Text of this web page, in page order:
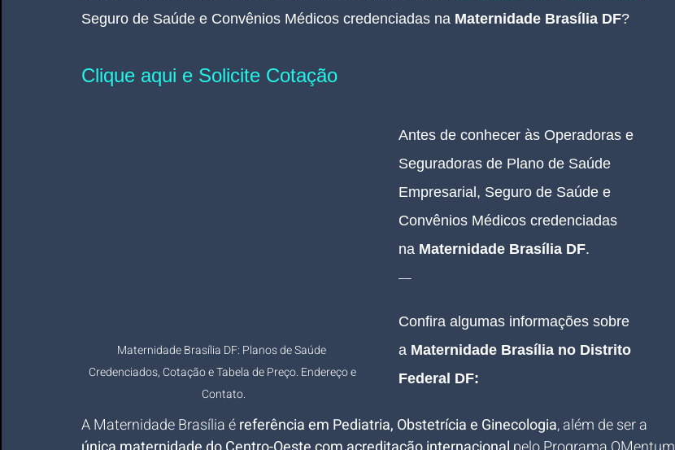
Seguro de Saúde e Convênios Médicos credenciadas na Maternidade Brasília DF?
Clique aqui e Solicite Cotação
Maternidade Brasília DF: Planos de Saúde
Credenciados, Cotação e Tabela de Preço. Endereço e
Contato.
Antes de conhecer às Operadoras e
Seguradoras de Plano de Saúde
Empresarial, Seguro de Saúde e
Convênios Médicos credenciadas
na Maternidade Brasília DF.
__
Confira algumas informações sobre
a Maternidade Brasília no Distrito
Federal DF:
A Maternidade Brasília é referência em Pediatria, Obstetrícia e Ginecologia, além de ser a